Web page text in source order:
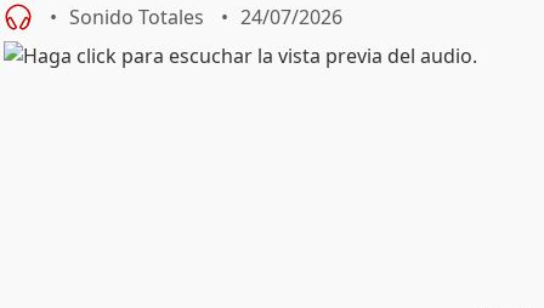
Sonido Totales 24/07/2026